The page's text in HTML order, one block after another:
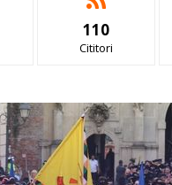
110
Cititori